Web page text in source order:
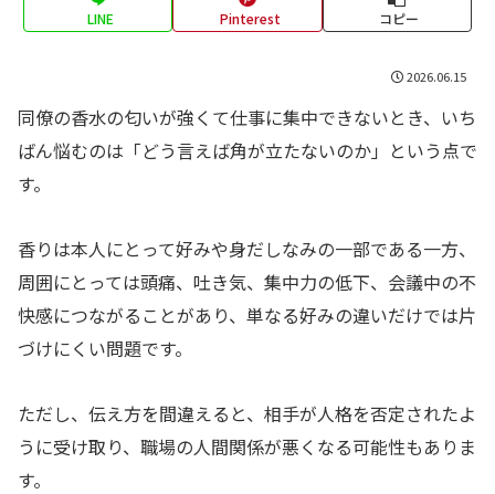
LINE Pinterest コピー
2026.06.15
同僚の香水の匂いが強くて仕事に集中できないとき、いち
ばん悩むのは「どう言えば角が立たないのか」という点で
す。
香りは本人にとって好みや身だしなみの一部である一方、
周囲にとっては頭痛、吐き気、集中力の低下、会議中の不
快感につながることがあり、単なる好みの違いだけでは片
づけにくい問題です。
ただし、伝え方を間違えると、相手が人格を否定されたよ
うに受け取り、職場の人間関係が悪くなる可能性もありま
す。